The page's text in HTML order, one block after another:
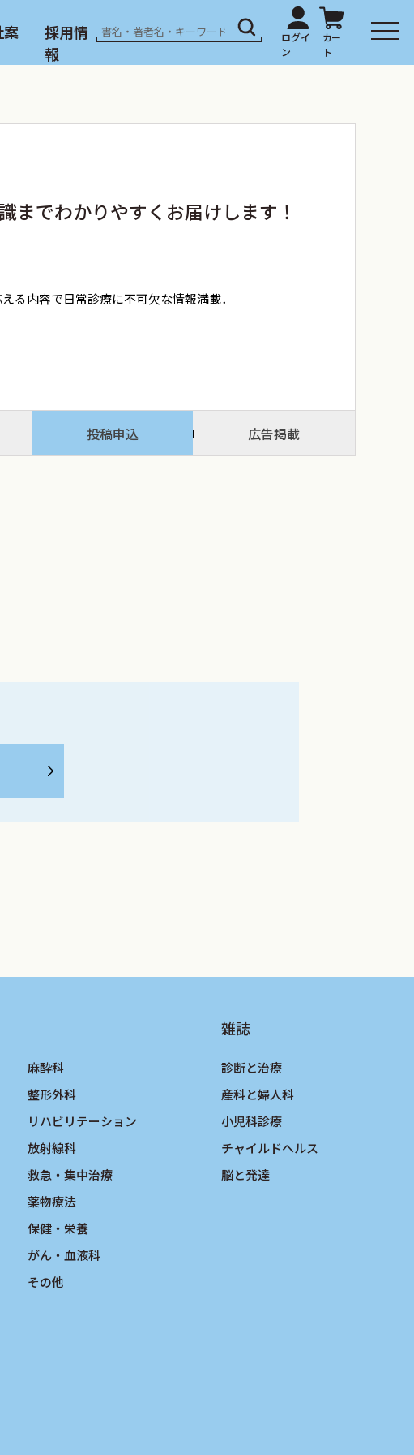
案
採用情
報
までわかりやすくお届けします！
る内容で日常診療に不可欠な情報満載．
投稿申込 広告掲載
麻酔科
整形外科
リハビリテーション
放射線科
救急・集中治療
薬物療法
保健・栄養
がん・血液科
その他
雑誌
診断と治療
産科と婦人科
小児科診療
チャイルドヘルス
脳と発達